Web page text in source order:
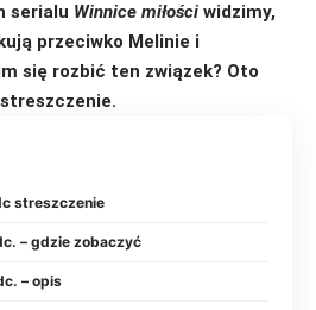
serialu Winnice miłości widzimy,
przeciwko Melinie i
się rozbić ten związek? Oto
streszczenie
– gdzie zobaczyć
– opis